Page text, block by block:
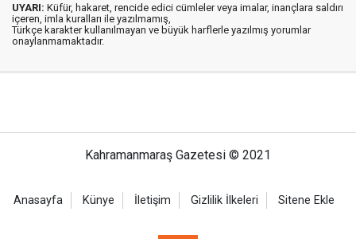
UYARI: Küfür, hakaret, rencide edici cümleler veya imalar, inançlara saldırı
içeren, imla kuralları ile yazılmamış,
Türkçe karakter kullanılmayan ve büyük harflerle yazılmış yorumlar
onaylanmamaktadır.
Kahramanmaraş Gazetesi © 2021
Anasayfa Künye İletişim Gizlilik İlkeleri Sitene Ekle